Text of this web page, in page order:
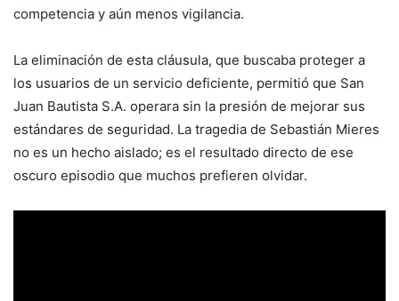
competencia y aún menos vigilancia.
La eliminación de esta cláusula, que buscaba proteger a
los usuarios de un servicio deficiente, permitió que San
Juan Bautista S.A. operara sin la presión de mejorar sus
estándares de seguridad. La tragedia de Sebastián Mieres
no es un hecho aislado; es el resultado directo de ese
oscuro episodio que muchos prefieren olvidar.